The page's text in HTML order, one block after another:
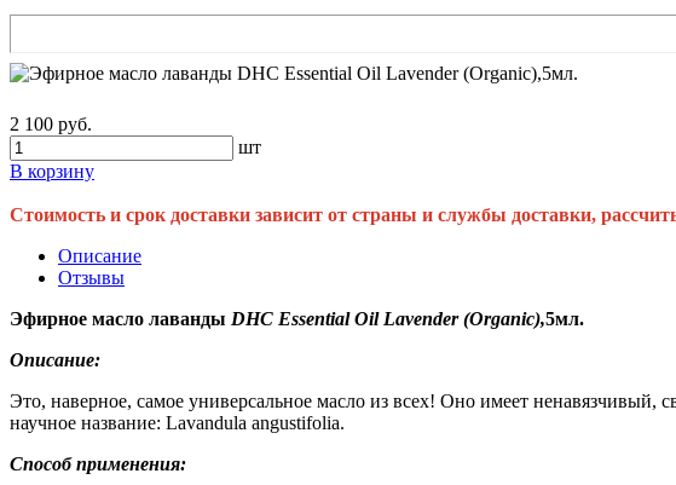
2 100 руб.
шт
В корзину
Стоимость и срок доставки зависит от страны и службы доставки,
Описание
Отзывы
Эфирное масло лаванды DHC Essential Oil Lavender (Organic),5мл.
Описание:
Это, наверное, самое универсальное масло из всех! Оно имеет
научное название: Lavandula angustifolia.
Способ применения: